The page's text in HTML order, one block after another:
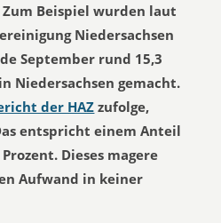
Beispiel wurden laut
Niedersachsen
September rund 15,3
Niedersachsen gemacht.
der HAZzufolge,
entspricht einem Anteil
Dieses magere
Aufwand in keiner